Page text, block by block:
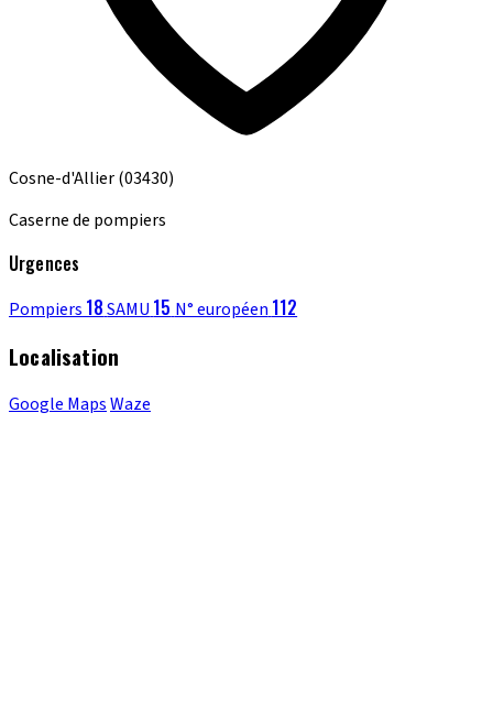
Cosne-d'Allier(03430)
Caserne de pompiers
Urgences
Pompiers 18SAMU 15 N° européen 112
Localisation
Google MapsWaze